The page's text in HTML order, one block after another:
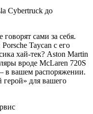
Cybertruck до
сами за себя.
Taycan с его
хай-тек? Aston Martin
вроде McLaren 720S
в вашем распоряжении.
для вашего